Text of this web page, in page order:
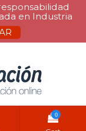
en Industria
0